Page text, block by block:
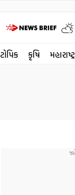
ટોપિક કૃષિ મહારાષ્ટ્ર